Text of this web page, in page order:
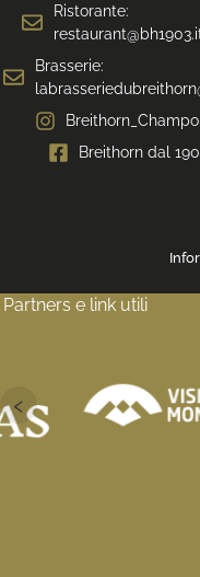
Ristorante:
Brasserie:
Breithorn dal
Partners e link utili
‹